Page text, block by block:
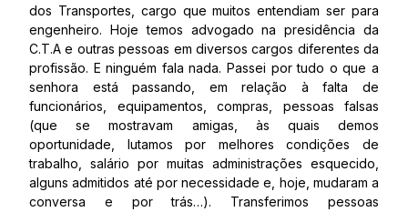
dos Transportes, cargo que muitos entendiam ser para
engenheiro. Hoje temos advogado na presidência da
C.T.A e outras pessoas em diversos cargos diferentes da
profissão. E ninguém fala nada. Passei por tudo o que a
senhora está passando, em relação à falta de
funcionários, equipamentos, compras, pessoas falsas
(que se mostravam amigas, às quais demos
oportunidade, lutamos por melhores condições de
trabalho, salário por muitas administrações esquecido,
alguns admitidos até por necessidade e, hoje, mudaram a
conversa e por trás…). Transferimos pessoas